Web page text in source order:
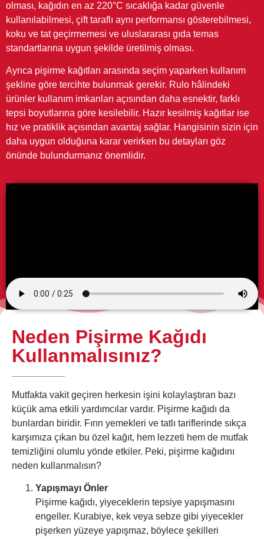
olması, kağıdın en az 220°C sıcaklığa kadar güvenle
kullanılabilmesi, çift taraflı aynı performansı gösterebilmesi,
koku ve tat geçirmemesi ve uluslararası gıda temas
standartlarına uygun şekilde üretilmiş olması.
Ayrıca pişirme kağıtları arasında seçim yaparken kullanım
şekline göre tercihte bulunmak gerekir. Rulo hâlindeki
ürünler kullanım imkanları açısından daha esnektir, farklı
tepsi boyutlarına göre kesilebilir. Hazır kesilmiş kağıtlar ise
hız ve pratiklik açısından avantaj sağlar. Hangisinin sizin için
daha uygun olduğuna karar verirken bu detayları göz
önünde bulundurmanız önemlidir.
Neden Pişirme Kağıdı
Kullanmalısınız?
Mutfakta vakit geçiren herkesin işini kolaylaştıran bazı
küçük ama etkili yardımcılar vardır. Pişirme kağıdı da
bunlardan biridir. Fırın yemekleri ve tatlı tariflerinde sıkça
karşımıza çıkan bu özel kağıt, hem lezzeti hem de mutfak
temizliğini olumlu yönde etkiler. Peki, pişirme kağıdını
neden kullanmalısın?
Yapışmayı Önler
Pişirme kağıdı, yiyeceklerin tepsiye yapışmasını
engeller. Kurabiye, kek veya sebze gibi yiyecekler
pişerken yüzeye yapışmaz, böylece şekilleri